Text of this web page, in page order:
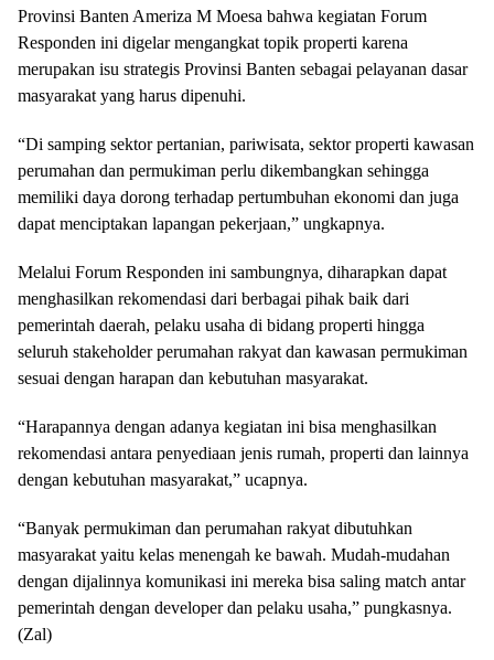
Provinsi Banten Ameriza M Moesa bahwa kegiatan Forum
Responden ini digelar mengangkat topik properti karena
merupakan isu strategis Provinsi Banten sebagai pelayanan dasar
masyarakat yang harus dipenuhi.
“Di samping sektor pertanian, pariwisata, sektor properti kawasan
perumahan dan permukiman perlu dikembangkan sehingga
memiliki daya dorong terhadap pertumbuhan ekonomi dan juga
dapat menciptakan lapangan pekerjaan,” ungkapnya.
Melalui Forum Responden ini sambungnya, diharapkan dapat
menghasilkan rekomendasi dari berbagai pihak baik dari
pemerintah daerah, pelaku usaha di bidang properti hingga
seluruh stakeholder perumahan rakyat dan kawasan permukiman
sesuai dengan harapan dan kebutuhan masyarakat.
“Harapannya dengan adanya kegiatan ini bisa menghasilkan
rekomendasi antara penyediaan jenis rumah, properti dan lainnya
dengan kebutuhan masyarakat,” ucapnya.
“Banyak permukiman dan perumahan rakyat dibutuhkan
masyarakat yaitu kelas menengah ke bawah. Mudah-mudahan
dengan dijalinnya komunikasi ini mereka bisa saling match antar
pemerintah dengan developer dan pelaku usaha,” pungkasnya.
(Zal)